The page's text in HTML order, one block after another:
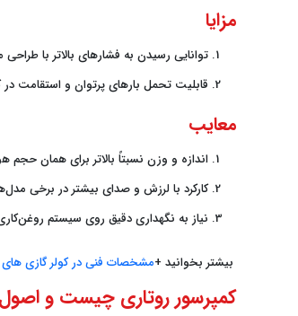
مزایا
توانایی رسیدن به فشارهای بالاتر با
قابلیت تحمل بارهای پرتوان و استقامت در
معایب
اندازه و وزن نسبتاً بالاتر برای همان
کارکرد با لرزش و صدای بیشتر در برخی
نیاز به نگهداری دقیق روی سیستم
بیشتر بخوانید +مشخصات فنی در کولر گازی
کمپرسور روتاری چیست و